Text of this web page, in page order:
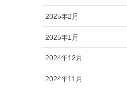
2025年2月
2025年1月
2024年12月
2024年11月